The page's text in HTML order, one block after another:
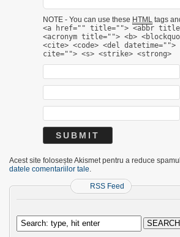
NOTE - You can use these HTML tags
<a href="" title=""> <abbr
<acronym title=""> <b>
<cite> <code> <del datetime="">
cite=""> <s> <strike> <strong>
Acest site folosește Akismet pentru a reduce
datele comentariilor tale.
RSS Feed